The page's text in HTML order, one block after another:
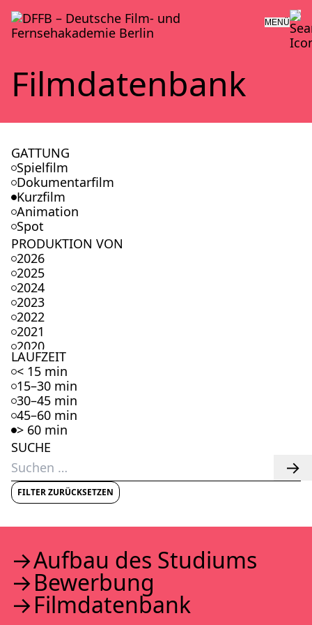
MENÜ
Film­da­ten­bank
GATTUNG
Spielfilm
Dokumentarfilm
Kurzfilm
Animation
Spot
PRODUKTION VON
2026
2025
2024
2023
2022
2021
2020
2019
2018
2017
2016
2015
2014
2013
2012
2011
2010
2009
2006
2005
2004
2003
2002
LAUFZEIT
< 15 min
15–30 min
30–45 min
45–60 min
> 60 min
SUCHE
Suchen
nach:
FILTER ZURÜCKSETZEN
Auf­bau des Stu­di­ums
Bewer­bung
Film­da­ten­bank